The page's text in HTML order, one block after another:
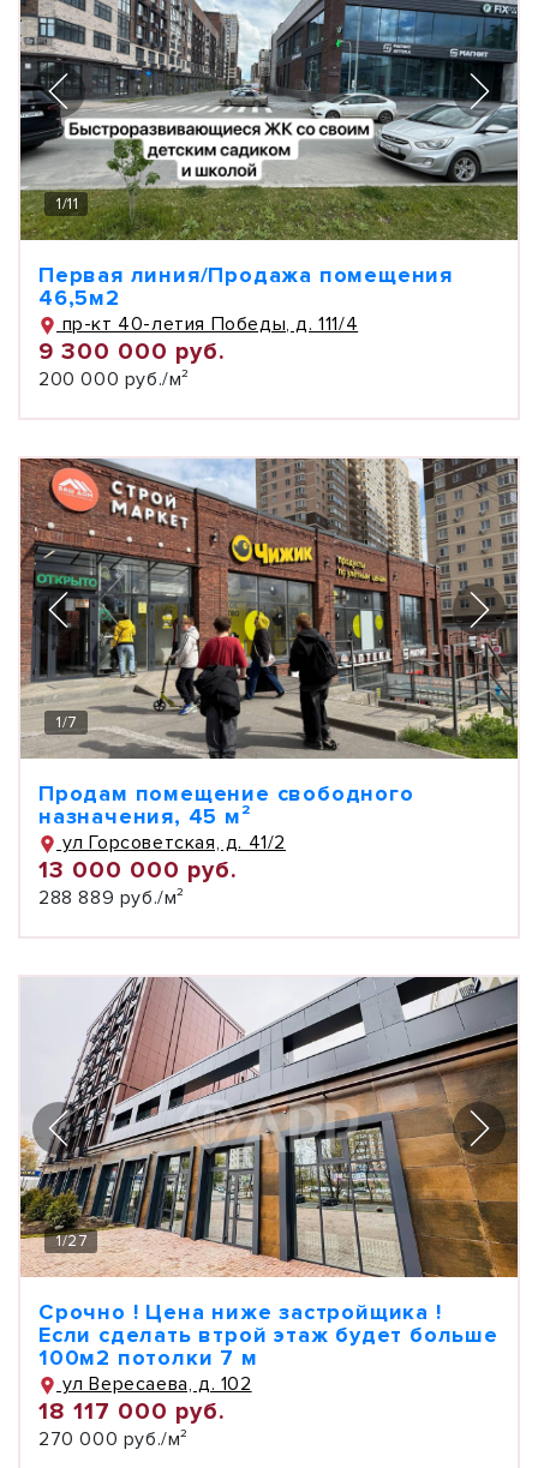
1/11
Первая линия/Продажа помещения
46,5м2
пр-кт 40-летия Победы, д. 111/4
9 300 000 руб.
200 000 руб./м²
1/7
Продам помещение свободного
назначения, 45 м²
ул Горсоветская, д. 41/2
13 000 000 руб.
288 889 руб./м²
1/27
Срочно ! Цена ниже застройщика !
Если сделать втрой этаж будет больше
100м2 потолки 7 м
ул Вересаева, д. 102
18 117 000 руб.
270 000 руб./м²